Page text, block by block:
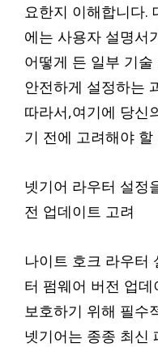
요한지 이해합니다.
에는 사용자 설명서
어떻게 든 일부 기
안전하게 설정하는
따라서,여기에 당신
기 전에 고려해야
넷기어 라우터 설정
전 업데이트 고려
나이트 호크 라우터
터 펌웨어 버전 업
보호하기 위해 필수
넷기어는 종종 최신